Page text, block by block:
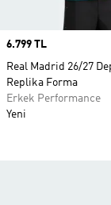
Price
6.799 TL
Real Madrid 26/27
Replika Forma
Erkek Performance
Yeni